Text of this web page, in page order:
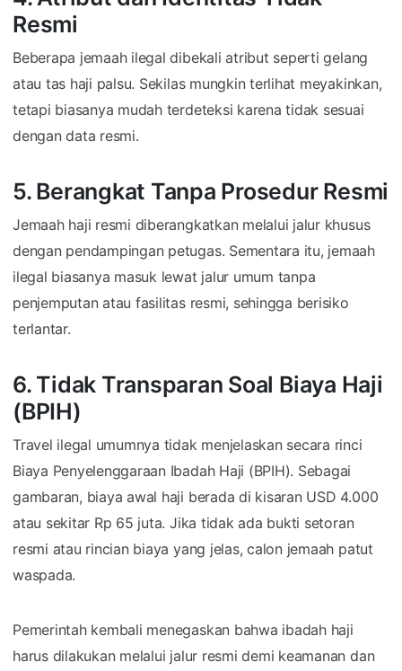
Resmi
Beberapa jemaah ilegal dibekali atribut seperti gelang
atau tas haji palsu. Sekilas mungkin terlihat meyakinkan,
tetapi biasanya mudah terdeteksi karena tidak sesuai
dengan data resmi.
5. Berangkat Tanpa Prosedur Resmi
Jemaah haji resmi diberangkatkan melalui jalur khusus
dengan pendampingan petugas. Sementara itu, jemaah
ilegal biasanya masuk lewat jalur umum tanpa
penjemputan atau fasilitas resmi, sehingga berisiko
terlantar.
6. Tidak Transparan Soal Biaya Haji
(BPIH)
Travel ilegal umumnya tidak menjelaskan secara rinci
Biaya Penyelenggaraan Ibadah Haji (BPIH). Sebagai
gambaran, biaya awal haji berada di kisaran USD 4.000
atau sekitar Rp 65 juta. Jika tidak ada bukti setoran
resmi atau rincian biaya yang jelas, calon jemaah patut
waspada.
Pemerintah kembali menegaskan bahwa ibadah haji
harus dilakukan melalui jalur resmi demi keamanan dan